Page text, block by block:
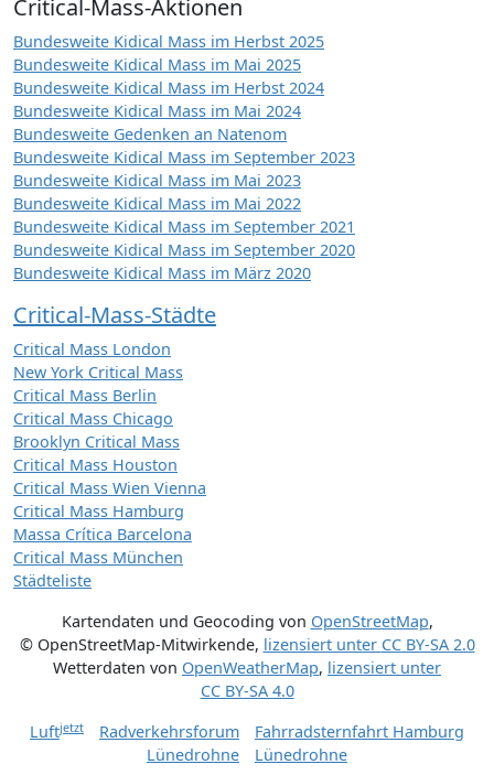
Critical-Mass-Aktionen
Bundesweite Kidical Mass im Herbst 2025
Bundesweite Kidical Mass im Mai 2025
Bundesweite Kidical Mass im Herbst 2024
Bundesweite Kidical Mass im Mai 2024
Bundesweite Gedenken an Natenom
Bundesweite Kidical Mass im September 2023
Bundesweite Kidical Mass im Mai 2023
Bundesweite Kidical Mass im Mai 2022
Bundesweite Kidical Mass im September 2021
Bundesweite Kidical Mass im September 2020
Bundesweite Kidical Mass im März 2020
Critical-Mass-Städte
Critical Mass London
New York Critical Mass
Critical Mass Berlin
Critical Mass Chicago
Brooklyn Critical Mass
Critical Mass Houston
Critical Mass Wien Vienna
Critical Mass Hamburg
Massa Crítica Barcelona
Critical Mass München
Städteliste
Kartendaten und Geocoding von OpenStreetMap,
© OpenStreetMap-Mitwirkende, lizensiert unter CC BY-SA 2.0
Wetterdaten von OpenWeatherMap, lizensiert unter
CC BY-SA 4.0
Luftjetzt Radverkehrsforum
Fahrradsternfahrt Hamburg
Lünedrohne
Lünedrohne